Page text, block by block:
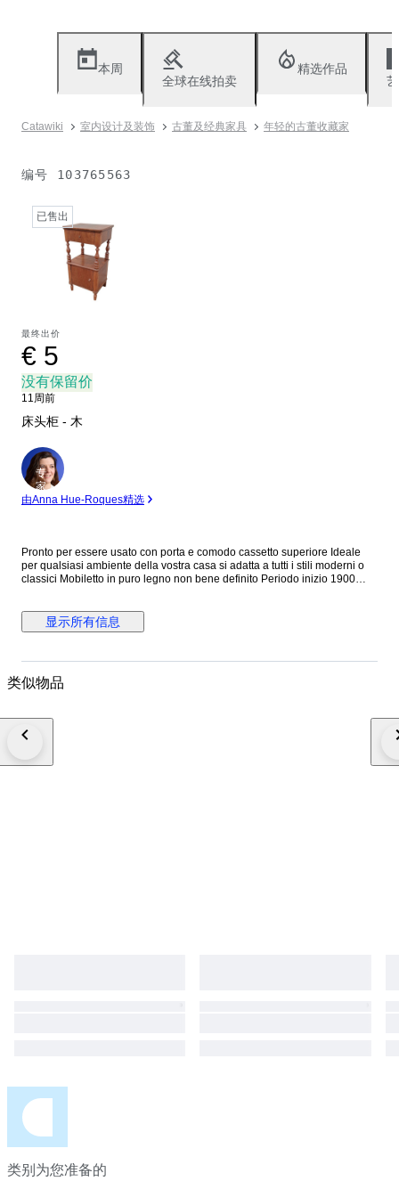
本周
全球在线拍卖
精选作品
Catawiki 室内设计及装饰 古董及经典家具 年轻的古董收藏家
编号 103765563
已售出
最终出价
€ 5
没有保留价
11周前
床头柜 - 木
专
家
由Anna Hue-Roques精选
Pronto per essere usato con porta e comodo cassetto superiore Ideale
per qualsiasi ambiente della vostra casa si adatta a tutti i stili moderni o
classici Mobiletto in puro legno non bene definito Periodo inizio 1900
Alto . cm 88 Largo . cm 47 Profondo . cm 39 Spedizione con cassa
adeguata con tutte le dovute cure per un trasporto sicuro per evitare
显示所有信息
类似物品
类别为您准备的